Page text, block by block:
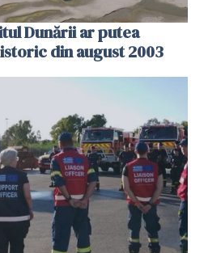
Dunării ar putea
din august 2003